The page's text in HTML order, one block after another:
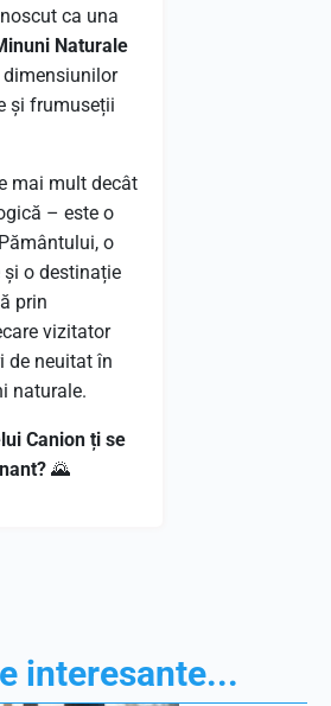
ca una
Naturale
dimensiunilor
și frumuseții
mai mult decât
– este o
o
o destinație
prin
vizitator
de neuitat în
naturale.
Canion ți se
🌄
interesante...